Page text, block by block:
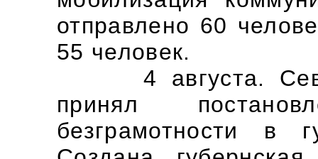
отправлено 60
55 человек.
4 августа.
принял
безграмотности в